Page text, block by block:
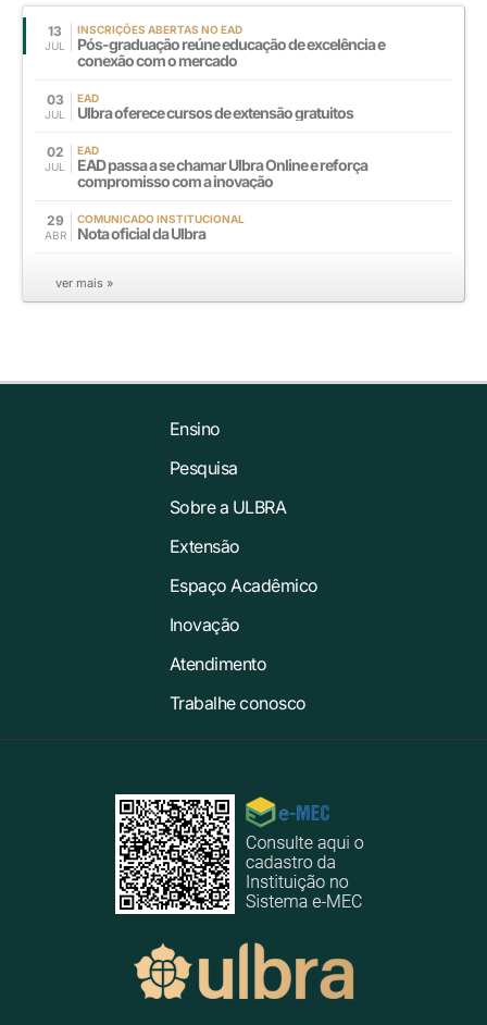
13
JUL
INSCRIÇÕES ABERTAS NO EAD
Pós-graduação reúne educação de excelência e
conexão com o mercado
03
JUL
EAD
Ulbra oferece cursos de extensão gratuitos
02
JUL
EAD
EAD passa a se chamar Ulbra Online e reforça
compromisso com a inovação
29
ABR
COMUNICADO INSTITUCIONAL
Nota oficial da Ulbra
ver mais »
Ensino
Pesquisa
Sobre a ULBRA
Extensão
Espaço Acadêmico
Inovação
Atendimento
Trabalhe conosco